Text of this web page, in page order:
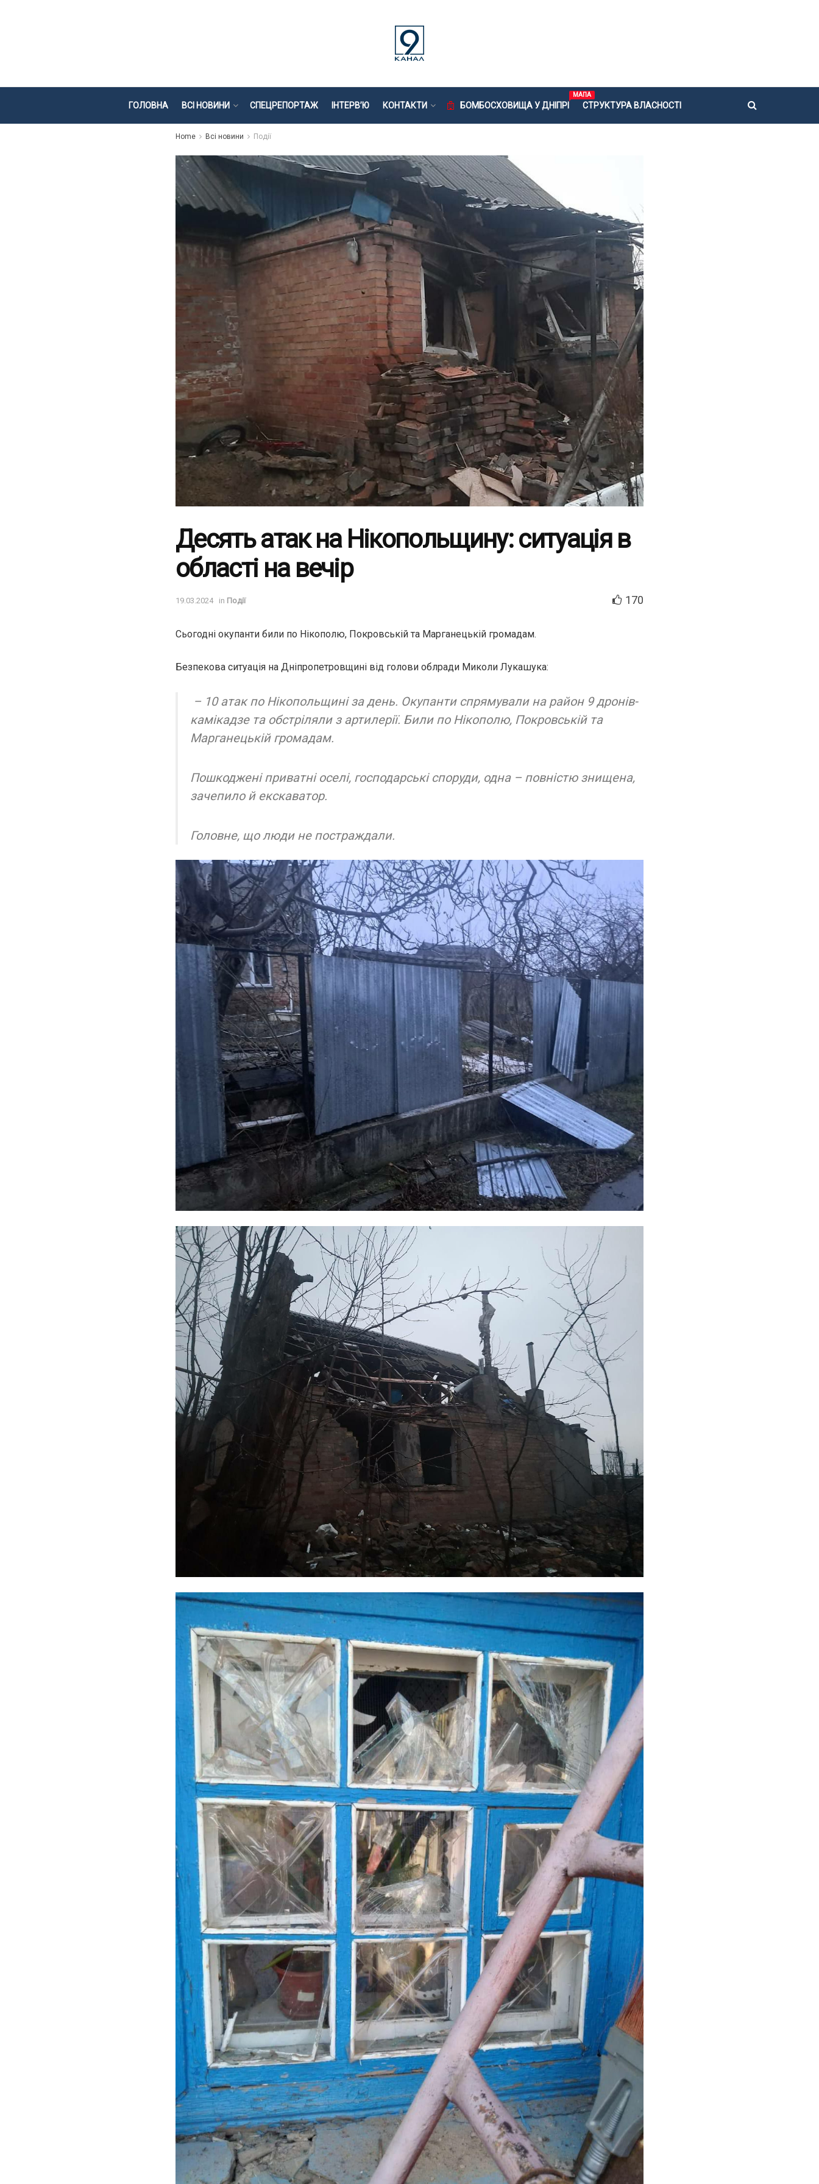
ГОЛОВНА ВСІ НОВИНИ СПЕЦРЕПОРТАЖ ІНТЕРВ’Ю КОНТАКТИ БОМБОСХОВИЩА У ДНІПРІ
МАПА
СТРУКТУРА ВЛАСНОСТІ
Home Всі новини Події
Десять атак на Нікопольщину: ситуація в
області на вечір
19.03.2024 in Події 170
Сьогодні окупанти били по Нікополю, Покровській та Марганецькій громадам.
Безпекова ситуація на Дніпропетровщині від голови облради Миколи Лукашука:
– 10 атак по Нікопольщині за день. Окупанти спрямували на район 9 дронів-
камікадзе та обстріляли з артилерії. Били по Нікополю, Покровській та
Марганецькій громадам.
Пошкоджені приватні оселі, господарські споруди, одна – повністю знищена,
зачепило й екскаватор.
Головне, що люди не постраждали.